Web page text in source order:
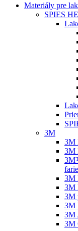
Materiály pre
SPIES
3M
3M
3M
3M
3M
3M
3M
3M
3M